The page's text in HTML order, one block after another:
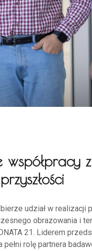
udział w realizacji
obrazowania i
21. Liderem
rolę partnera